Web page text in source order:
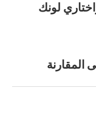
واختاري لونك
المقارنة